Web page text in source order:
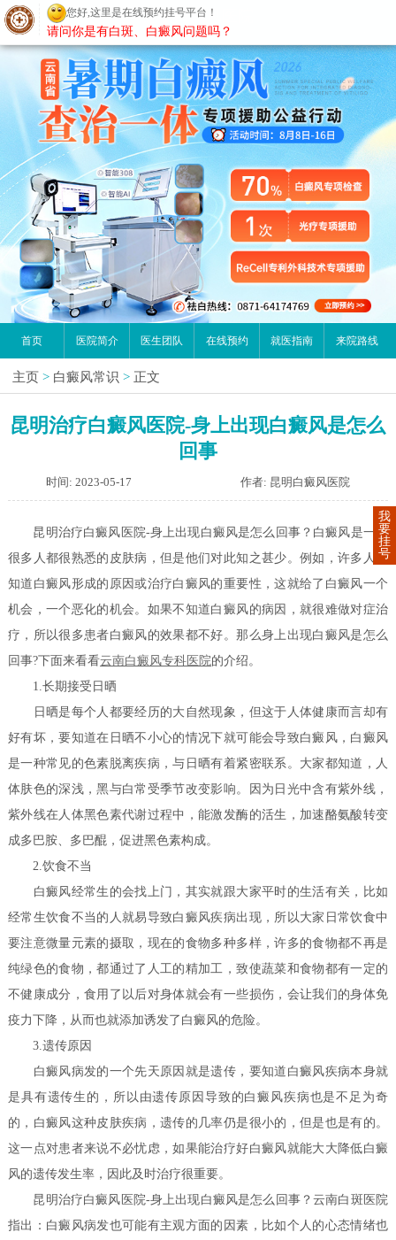
昆明白癜风医院
首页 医院简介 医生团队 在线预约 就医指南 来院路线
主页 > 白癜风常识 > 正文
昆明治疗白癜风医院-身上出现白癜风是怎么
回事
时间: 2023-05-17 作者: 昆明白癜风医院
昆明治疗白癜风医院-身上出现白癜风是怎么回事？白癜风是一种
很多人都很熟悉的皮肤病，但是他们对此知之甚少。例如，许多人不
知道白癜风形成的原因或治疗白癜风的重要性，这就给了白癜风一个
机会，一个恶化的机会。如果不知道白癜风的病因，就很难做对症治
疗，所以很多患者白癜风的效果都不好。那么身上出现白癜风是怎么
回事?下面来看看云南白癜风专科医院的介绍。
1.长期接受日晒
日晒是每个人都要经历的大自然现象，但这于人体健康而言却有
好有坏，要知道在日晒不小心的情况下就可能会导致白癜风，白癜风
是一种常见的色素脱离疾病，与日晒有着紧密联系。大家都知道，人
体肤色的深浅，黑与白常受季节改变影响。因为日光中含有紫外线，
紫外线在人体黑色素代谢过程中，能激发酶的活生，加速酪氨酸转变
成多巴胺、多巴醌，促进黑色素构成。
2.饮食不当
白癜风经常生的会找上门，其实就跟大家平时的生活有关，比如
经常生饮食不当的人就易导致白癜风疾病出现，所以大家日常饮食中
要注意微量元素的摄取，现在的食物多种多样，许多的食物都不再是
纯绿色的食物，都通过了人工的精加工，致使蔬菜和食物都有一定的
不健康成分，食用了以后对身体就会有一些损伤，会让我们的身体免
疫力下降，从而也就添加诱发了白癜风的危险。
3.遗传原因
白癜风病发的一个先天原因就是遗传，要知道白癜风疾病本身就
是具有遗传生的，所以由遗传原因导致的白癜风疾病也是不足为奇
的，白癜风这种皮肤疾病，遗传的几率仍是很小的，但是也是有的。
这一点对患者来说不必忧虑，如果能治疗好白癜风就能大大降低白癜
风的遗传发生率，因此及时治疗很重要。
昆明治疗白癜风医院-身上出现白癜风是怎么回事？云南白斑医院
指出：白癜风病发也可能有主观方面的因素，比如个人的心态情绪也
我
要
挂
号
您好,这里是在线预约挂号平台！
请问你是有白斑、白癜风问题吗？